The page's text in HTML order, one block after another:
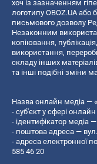
хоч із зазначенням
логотипу OBOZ.UA або
письмового дозволу
Незаконним
копiювання,
використання,
складу інших
та інші подібні зміни
Назва онлайн медіа —
- суб'єкт у сфері
- ідентифікатор медіа
- поштова адреса —
- адреса електронної
585 46 20